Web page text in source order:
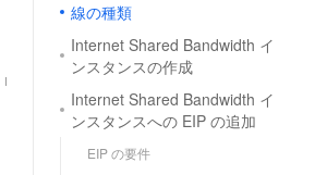
線の種類
Internet Shared Bandwidth イ
ンスタンスの作成
Internet Shared Bandwidth イ
ンスタンスへの EIP の追加
EIP の要件